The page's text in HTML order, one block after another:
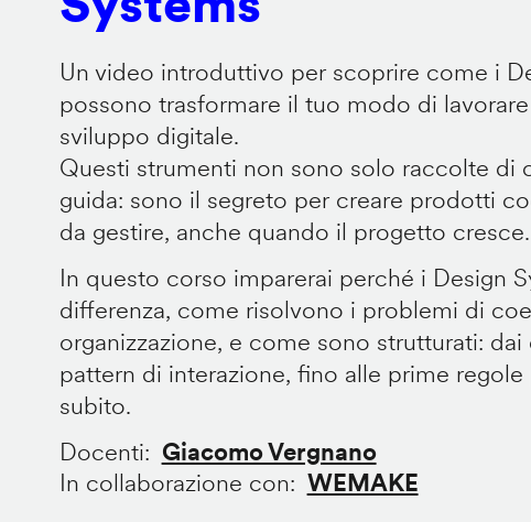
Un video introduttivo per scoprire come i
possono trasformare il tuo modo di
sviluppo digitale.
Questi strumenti non sono solo raccolte di
guida: sono il segreto per creare prodotti
da gestire, anche quando il progetto cresce.
In questo corso imparerai perché i Design
differenza, come risolvono i problemi di
organizzazione, e come sono strutturati:
pattern di interazione, fino alle prime
subito.
Docenti
Giacomo Vergnano
In collaborazione con
WEMAKE